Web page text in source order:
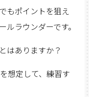
ポイントを狙え
ラウンダーです。
はありますか？
想定して、練習す